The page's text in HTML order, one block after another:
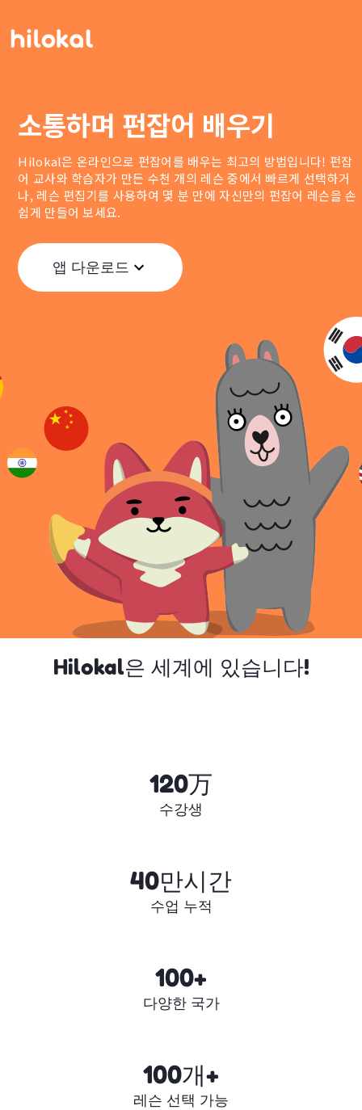
소통하며 펀잡어 배우기
Hilokal은 온라인으로 펀잡어를 배우는 최고의 방법입니다! 펀잡
어 교사와 학습자가 만든 수천 개의 레슨 중에서 빠르게 선택하거
나, 레슨 편집기를 사용하여 몇 분 만에 자신만의 펀잡어 레슨을 손
쉽게 만들어 보세요.
앱 다운로드
Hilokal은 세계에 있습니다!
120万
수강생
40만시간
수업 누적
100+
다양한 국가
100개+
레슨 선택 가능